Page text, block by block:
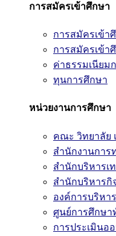
การสมัครเข้าศึกษา
การสมัครเข้
การสมัครเข้
ค่าธรรมเนียม
ทุนการศึกษา
หน่วยงานการศึกษา
คณะ วิทยาลัย
สำนักงานการ
สำนักบริหารเ
สำนักบริหารกิ
องค์การบริหา
ศูนย์การศึกษา
การประเมินอ